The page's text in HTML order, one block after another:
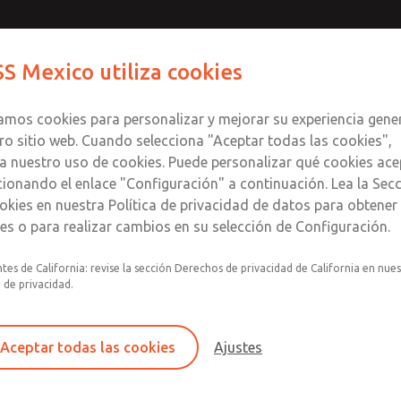
con válvula de escape segura de
Válvula LOX® con bloqueo clásico o
Filtro, filtro/regulador integrado y
Válvulas de escape seguras de la serie
Placa de montaje incluida
serie
Mexico utiliza cookies
cookies para personalizar y mejorar su experiencia
sitio web. Cuando selecciona "Aceptar todas las cookies",
nuestro uso de cookies. Puede personalizar qué cookies
el enlace "Configuración" a continuación. Lea la
en nuestra Política de privacidad de datos para obtener
o para realizar cambios en su selección de Configuración.
de California: revise la sección Derechos de privacidad de California en
de privacidad.
Aceptar todas las cookies Ajustes